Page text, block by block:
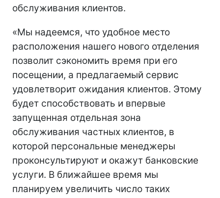
обслуживания клиентов.
«Мы надеемся, что удобное место
расположения нашего нового отделения
позволит сэкономить время при его
посещении, а предлагаемый сервис
удовлетворит ожидания клиентов. Этому
будет способствовать и впервые
запущенная отдельная зона
обслуживания частных клиентов, в
которой персональные менеджеры
проконсультируют и окажут банковские
услуги. В ближайшее время мы
планируем увеличить число таких